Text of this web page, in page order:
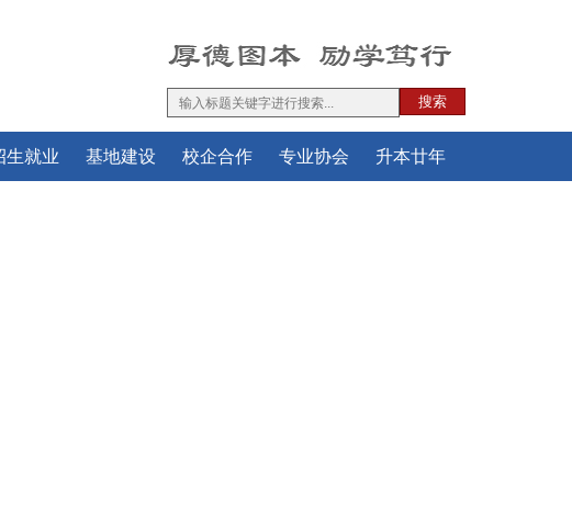
搜索
生就业 基地建设 校企合作 专业协会 升本廿年